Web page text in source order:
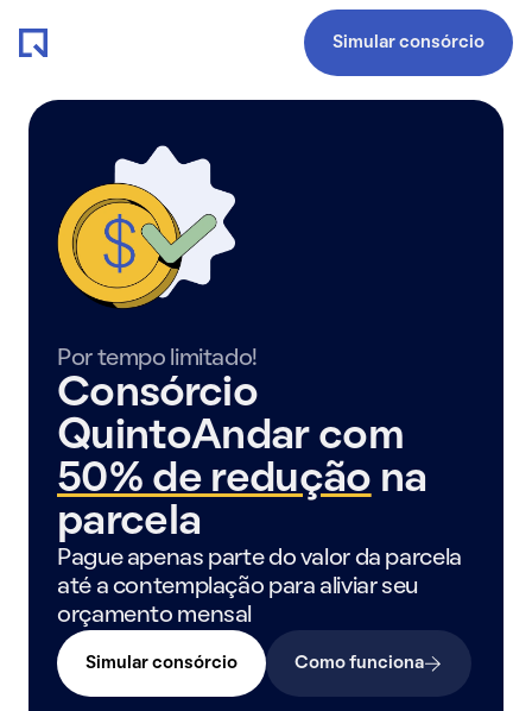
Simular consórcio
Por tempo limitado!
Consórcio
QuintoAndar com
50% de redução na
parcela
Pague apenas parte do valor da parcela
até a contemplação para aliviar seu
orçamento mensal
Simular consórcio Como funciona